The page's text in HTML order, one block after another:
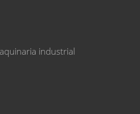
industrial